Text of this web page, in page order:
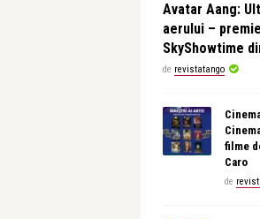
Avatar Aang:
aerului –
SkyShowtime
de revistatango
filme
Caro
de